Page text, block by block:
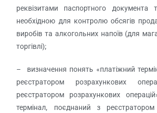
реквізитами паспортного документа
необхідною для контролю обсягів
виробів та алкогольних напоїв (для
торгівлі);
– визначення понять «платіжний
реєстратором розрахункових
реєстратором розрахункових
термінал, поєднаний з реєстратором